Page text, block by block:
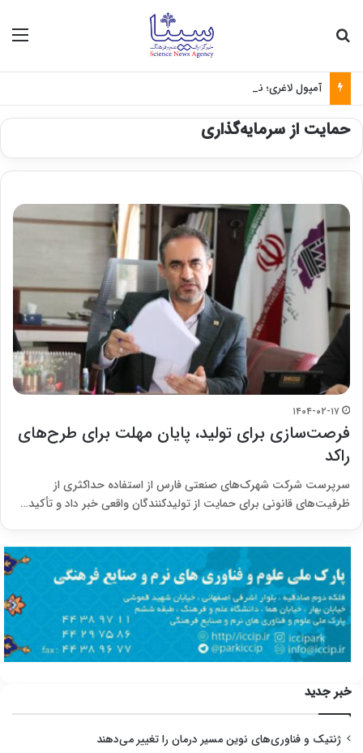
آمپول لاغری؛ نسخه‌ای که بدون تغذیه خطرناک می‌شود
حمایت از سرمایه‌گذاری
۱۴۰۴-۰۲-۱۷
فرصت‌سازی برای تولید، پایان مهلت برای طرح‌های
راکد
سرپرست شرکت شهرک‌های صنعتی فارس از استفاده حداکثری از
ظرفیت‌های قانونی برای حمایت از تولیدکنندگان واقعی خبر داد و تأکید…
خبر جدید
ژنتیک و فناوری‌های نوین مسیر درمان را تغییر می‌دهند